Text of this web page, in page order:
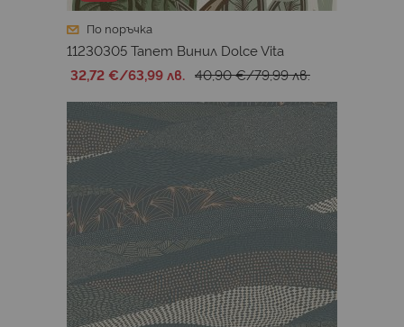
По поръчка
11230305 Тапет Винил Dolce Vita
32,72 €/63,99 лв. 40,90 €/79,99 лв.